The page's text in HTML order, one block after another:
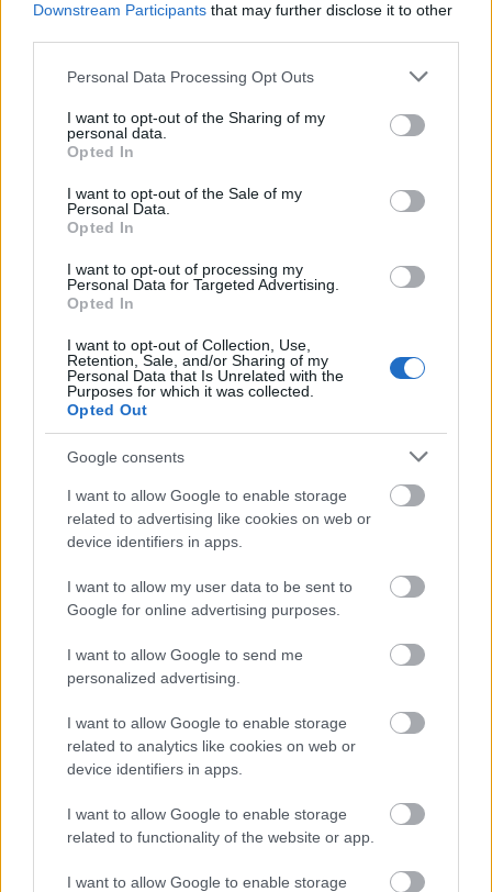
Downstream Participants that may further disclose it to other
Please note that this website/app uses one or more Google
not limited to your visit or usage behaviour. You may click to
grant or deny consent to Google and its third-party tags to
use your data for below specified purposes in below Google
consent section.
Personal Data Processing Opt Outs
I want to opt-out of the Sharing of my
personal data.
Opted In
I want to opt-out of the Sale of my
Personal Data.
Opted In
I want to opt-out of processing my
Personal Data for Targeted Advertising.
Opted In
I want to opt-out of Collection, Use,
Retention, Sale, and/or Sharing of my
Personal Data that Is Unrelated with the
Purposes for which it was collected.
Opted Out
Google consents
I want to allow Google to enable storage
related to advertising like cookies on web or
device identifiers in apps.
I want to allow my user data to be sent to
Google for online advertising purposes.
I want to allow Google to send me
personalized advertising.
I want to allow Google to enable storage
related to analytics like cookies on web or
device identifiers in apps.
I want to allow Google to enable storage
related to functionality of the website or app.
I want to allow Google to enable storage
Αίγινα: Ένα εκπληκτικό value for money 5 αστέρων resort &
spa μπροστά στη θάλασσα
21 Ιουνίου 2024, 10:41
σύγκριση με άλλα νησιά και...
Ξενοδοχεία
Αίγινα: 4 ξενοδοχεία από €57 μέχρι €81 και βαθμολογία στη
booking πάνω από 9
Αίγινα, αγαπημένο νησί με φοβερές παραλίες και ένας πολύ κοντινός
24 ώρες Αίγινα: Τι να δείτε και τι να κάνετε στο όμορφο νησί
1 Απριλίου 2024, 15:22
Τώρα που ο καιρός είναι καλός, η άνοιξη έχει κάνει για τα καλά την...